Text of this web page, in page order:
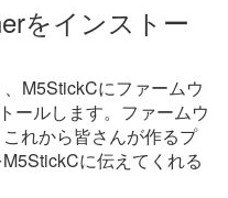
をインストー
M5StickCにファームウ
ールします。ファームウ
れから皆さんが作るプ
に伝えてくれる